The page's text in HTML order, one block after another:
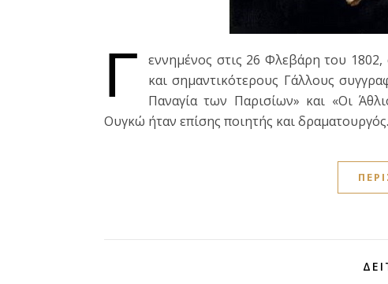
Γ
εννημένος στις 26 Φλεβάρη του
και σημαντικότερους Γάλλους
Παναγία των Παρισίων» και «Οι
Ουγκώ ήταν επίσης ποιητής και δραματουργός.